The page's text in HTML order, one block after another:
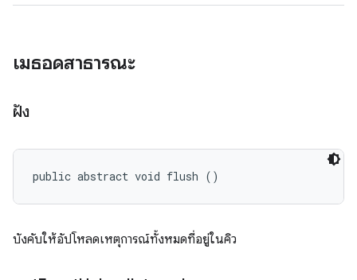
เมธอดสาธารณะ
ฝัง
public abstract void flush ()
บังคับให้อัปโหลดเหตุการณ์ทั้งหมดที่อยู่ในคิว